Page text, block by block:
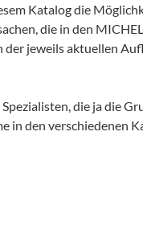
Katalog die
die in den
jeweils aktuellen
die ja die
in den verschiedenen